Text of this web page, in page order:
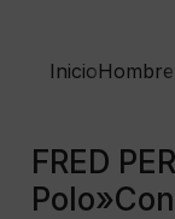
InicioHombre
FRED